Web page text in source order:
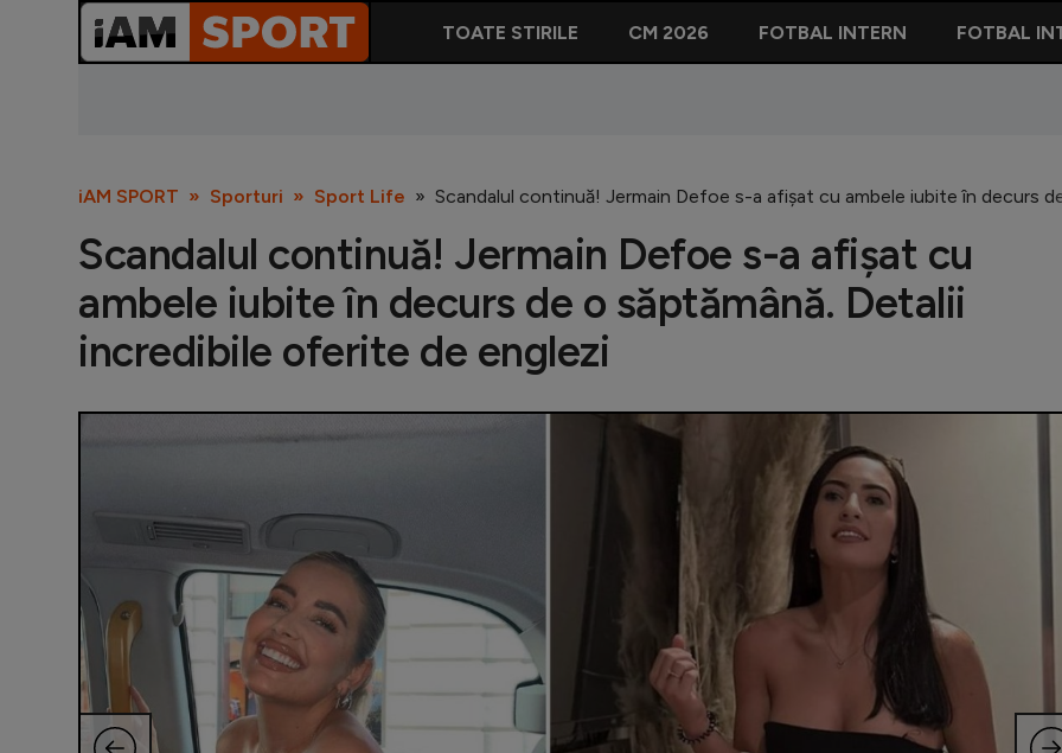
TOATE STIRILE CM 2026 FOTBAL INTERN FOTBAL
iAM SPORT Sporturi Sport Life Scandalul continuă! Jermain Defoe s-a afișat cu ambele iubite în decurs
Scandalul continuă! Jermain Defoe s-a afișat cu
ambele iubite în decurs de o săptămână. Detalii
incredibile oferite de englezi